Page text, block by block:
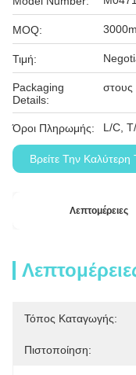
MOQ:
Τιμή:
Packaging
Details:
στους
Όροι Πληρωμής: L/C,
Βρείτε Την Καλύτερη
Λεπτομέρειες
Τόπος Καταγωγής:
Πιστοποίηση: